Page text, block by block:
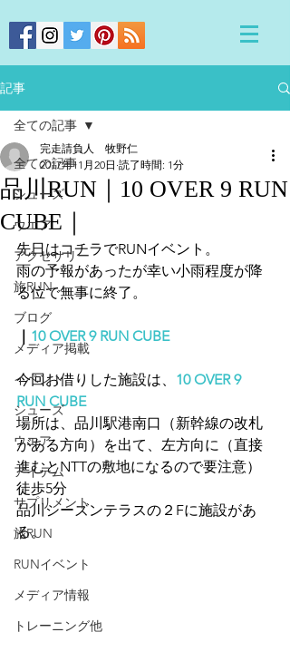
記事
全ての記事
シューズ
ウエア
アクセサリー
旅RUN
ブログ
メディア掲載
イベント
シューズ
ウエア
アイテム
サプリメント
旅RUN
RUNイベント
メディア情報
トレーニング他
全ての記事
品川RUN｜10 OVER 9 RUN
CUBE｜
完走請負人 牧野仁
2017年11月20日 読了時間: 1分
先日はコチラでRUNイベント。
雨の予報があったが幸い小雨程度が降
る位で無事に終了。
｜ 10 OVER 9 RUN CUBE
今回お借りした施設は、 10 OVER 9
RUN CUBE
場所は、品川駅港南口（新幹線の改札
がある方向）を出て、左方向に（直接
進むとNTTの敷地になるので要注意）
徒歩5分
品川シーズンテラスの２Fに施設があ
る。